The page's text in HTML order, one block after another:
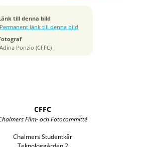
till denna bild
Permanent länk till denna bild
Adina Ponzio (CFFC)
4000
50 mm
CFFC
Film- och Fotocommitté
Chalmers Studentkår